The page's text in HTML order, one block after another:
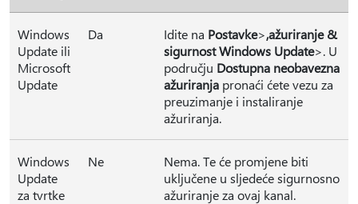
Windows
Update ili
Microsoft
Update
Da Idite na Postavke>,ažuriranje &
sigurnost Windows Update>. U
području Dostupna neobavezna
ažuriranja pronaći ćete vezu za
preuzimanje i instaliranje
ažuriranja.
Windows
Update
za tvrtke
Ne
Nema. Te će promjene biti
uključene u sljedeće sigurnosno
ažuriranje za ovaj kanal.